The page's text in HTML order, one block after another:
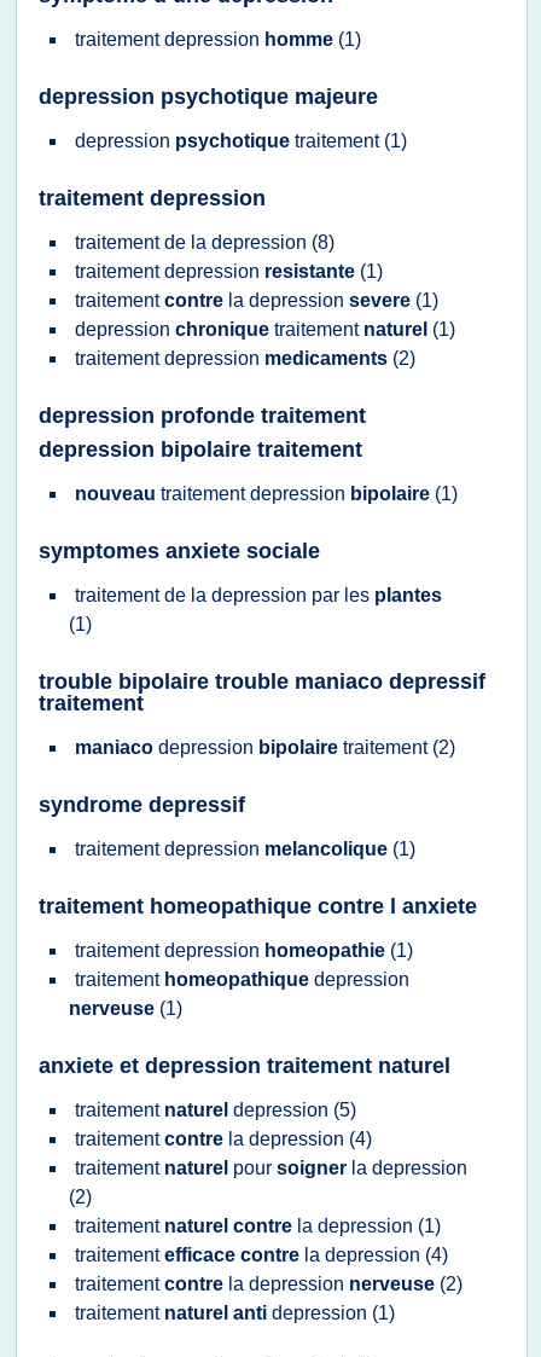
traitement depression homme (1)
depression psychotique majeure
depression psychotique traitement (1)
traitement depression
traitementde la depression (8)
traitement depression resistante (1)
traitementcontre la depression severe (1)
depression chronique traitement naturel (1)
traitement depression medicaments (2)
depression profonde traitement
depression bipolaire traitement
nouveau traitement depression bipolaire (1)
symptomes anxiete sociale
traitementde la depression par les plantes
(1)
trouble bipolaire trouble maniaco depressif
traitement
maniaco depression bipolaire traitement (2)
syndrome depressif
traitement depression melancolique (1)
traitement homeopathique contre l anxiete
traitement depression homeopathie (1)
traitement homeopathique depression
nerveuse (1)
anxiete et depression traitement naturel
traitement naturel depression (5)
traitementcontre la depression (4)
traitement naturel pour soigner la depression
(2)
traitement naturel contre la depression (1)
traitementefficace contre la depression (4)
traitementcontre la depression nerveuse (2)
traitement naturel anti depression (1)